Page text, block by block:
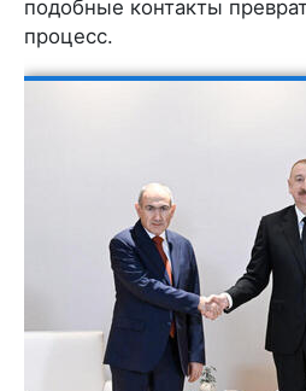
подобные контакты
процесс.